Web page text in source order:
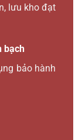
lưu kho đạt
bạch
bảo hành